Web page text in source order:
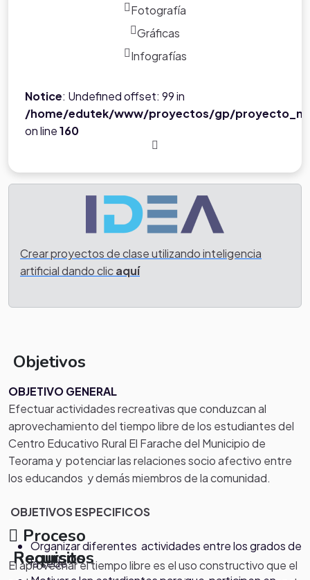
Fotografía
Gráficas
Infografías
Notice: Undefined offset: 99 in
/home/edutek/www/proyectos/gp/
on line160
Crear proyectos de clase utilizando inteligencia
artificial dando clicaquí
Objetivos
OBJETIVO GENERAL
Efectuar actividades recreativas que conduzcan al
aprovechamiento del tiempo libre de los estudiantes del
Centro Educativo Rural El Farache del Municipio de
Teorama y potenciar las relaciones socio afectivo entre
los educandos y demás miembros de la comunidad.
OBJETIVOS ESPECIFICOS
Organizar diferentes actividades entre los grados de
la sede.
Recursos
Requisitos
Proceso
El aprovechar el tiempo libre es el uso constructivo que el